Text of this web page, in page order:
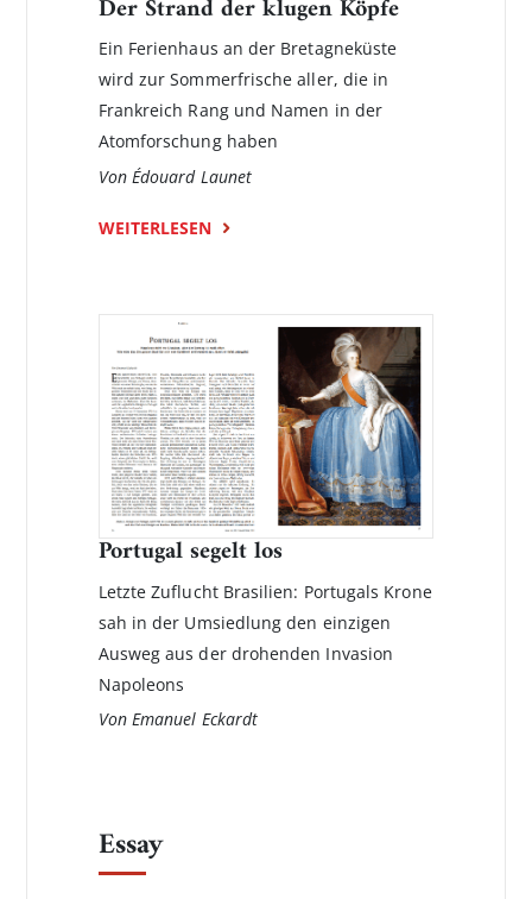
Der Strand der klugen Köpfe
Ein Ferienhaus an der Bretagneküste
wird zur Sommerfrische aller, die in
Frankreich Rang und Namen in der
Atomforschung haben
Von Édouard Launet
WEITERLESEN
Portugal segelt los
Letzte Zuflucht Brasilien: Portugals Krone
sah in der Umsiedlung den einzigen
Ausweg aus der drohenden Invasion
Napoleons
Von Emanuel Eckardt
Essay